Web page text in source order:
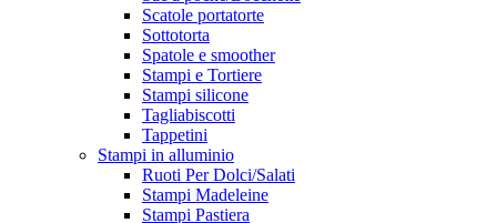
Scatole portatorte
Sottotorta
Spatole e smoother
Stampi e Tortiere
Stampi silicone
Tagliabiscotti
Tappetini
Stampi in alluminio
Ruoti Per Dolci/Salati
Stampi Madeleine
Stampi Pastiera